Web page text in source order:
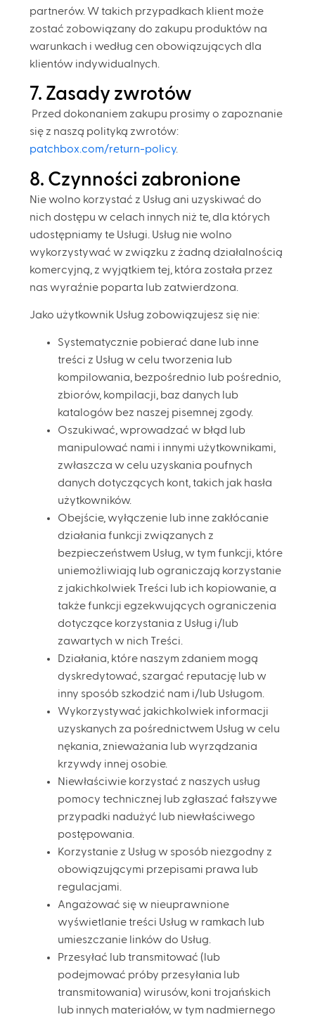
partnerów. W takich przypadkach klient może
zostać zobowiązany do zakupu produktów na
warunkach i według cen obowiązujących dla
klientów indywidualnych.
7. Zasady zwrotów
Przed dokonaniem zakupu prosimy o zapoznanie
się z naszą polityką zwrotów:
patchbox.com/return-policy.
8. Czynności zabronione
Nie wolno korzystać z Usług ani uzyskiwać do
nich dostępu w celach innych niż te, dla których
udostępniamy te Usługi. Usług nie wolno
wykorzystywać w związku z żadną działalnością
komercyjną, z wyjątkiem tej, która została przez
nas wyraźnie poparta lub zatwierdzona.
Jako użytkownik Usług zobowiązujesz się nie:
Systematycznie pobierać dane lub inne
treści z Usług w celu tworzenia lub
kompilowania, bezpośrednio lub pośrednio,
zbiorów, kompilacji, baz danych lub
katalogów bez naszej pisemnej zgody.
Oszukiwać, wprowadzać w błąd lub
manipulować nami i innymi użytkownikami,
zwłaszcza w celu uzyskania poufnych
danych dotyczących kont, takich jak hasła
użytkowników.
Obejście, wyłączenie lub inne zakłócanie
działania funkcji związanych z
bezpieczeństwem Usług, w tym funkcji, które
uniemożliwiają lub ograniczają korzystanie
z jakichkolwiek Treści lub ich kopiowanie, a
także funkcji egzekwujących ograniczenia
dotyczące korzystania z Usług i/lub
zawartych w nich Treści.
Działania, które naszym zdaniem mogą
dyskredytować, szargać reputację lub w
inny sposób szkodzić nam i/lub Usługom.
Wykorzystywać jakichkolwiek informacji
uzyskanych za pośrednictwem Usług w celu
nękania, znieważania lub wyrządzania
krzywdy innej osobie.
Niewłaściwie korzystać z naszych usług
pomocy technicznej lub zgłaszać fałszywe
przypadki nadużyć lub niewłaściwego
postępowania.
Korzystanie z Usług w sposób niezgodny z
obowiązującymi przepisami prawa lub
regulacjami.
Angażować się w nieuprawnione
wyświetlanie treści Usług w ramkach lub
umieszczanie linków do Usług.
Przesyłać lub transmitować (lub
podejmować próby przesyłania lub
transmitowania) wirusów, koni trojańskich
lub innych materiałów, w tym nadmiernego